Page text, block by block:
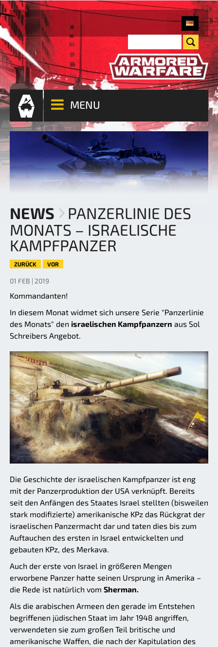
MENU
NEWS
PANZERLINIE DES
MONATS – ISRAELISCHE
KAMPFPANZER
ZURÜCK VOR
01 FEB | 2019
Kommandanten!
In diesem Monat widmet sich unsere Serie "Panzerlinie
des Monats" den israelischen Kampfpanzern aus Sol
Schreibers Angebot.
Die Geschichte der israelischen Kampfpanzer ist eng
mit der Panzerproduktion der USA verknüpft. Bereits
seit den Anfängen des Staates Israel stellten (bisweilen
stark modifizierte) amerikanische KPz das Rückgrat der
israelischen Panzermacht dar und taten dies bis zum
Auftauchen des ersten in Israel entwickelten und
gebauten KPz, des Merkava.
Auch der erste von Israel in größeren Mengen
erworbene Panzer hatte seinen Ursprung in Amerika –
die Rede ist natürlich vom Sherman.
Als die arabischen Armeen den gerade im Entstehen
begriffenen jüdischen Staat im Jahr 1948 angriffen,
verwendeten sie zum großen Teil britische und
amerikanische Waffen, die nach der Kapitulation des